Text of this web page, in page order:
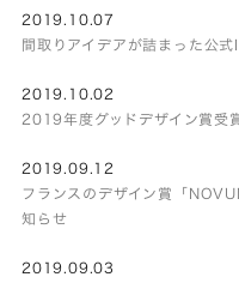
2019.10.07
間取りアイデアが詰まった公
2019.10.02
2019年度グッドデザイン賞受
2019.09.12
フランスのデザイン賞「
知らせ
2019.09.03